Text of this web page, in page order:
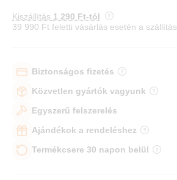
Kiszállítás 1 290 Ft-tól
39 990 Ft feletti vásárlás esetén a szállítás
Biztonságos fizetés
Közvetlen gyártók vagyunk
Egyszerű felszerelés
Ajándékok a rendeléshez
Termékcsere 30 napon belül